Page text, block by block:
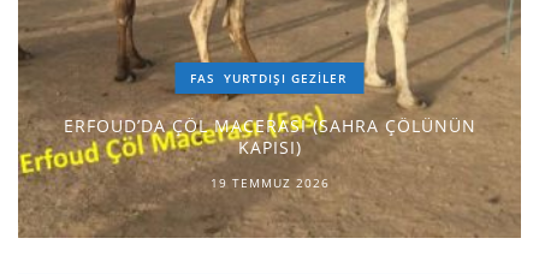
FAS YURTDIŞI GEZILER
ERFOUD’DA ÇÖL MACERASI (SAHRA ÇÖLÜNÜN
KAPISI)
19 TEMMUZ 2026